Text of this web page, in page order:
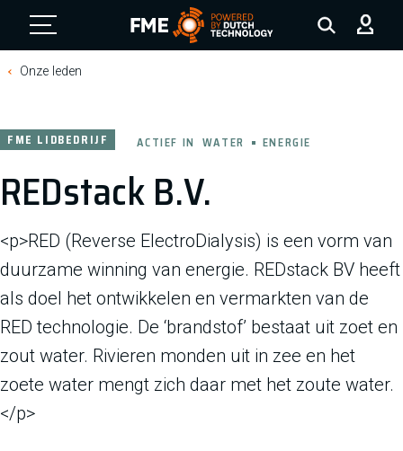
FME Logo, to the homepage
Onze leden
REDstack B.V.
FME LIDBEDRIJF ACTIEF IN WATER ENERGIE
<p>RED (Reverse ElectroDialysis) is een vorm van
duurzame winning van energie. REDstack BV heeft
als doel het ontwikkelen en vermarkten van de
RED technologie. De ‘brandstof’ bestaat uit zoet en
zout water. Rivieren monden uit in zee en het
zoete water mengt zich daar met het zoute water.
</p>